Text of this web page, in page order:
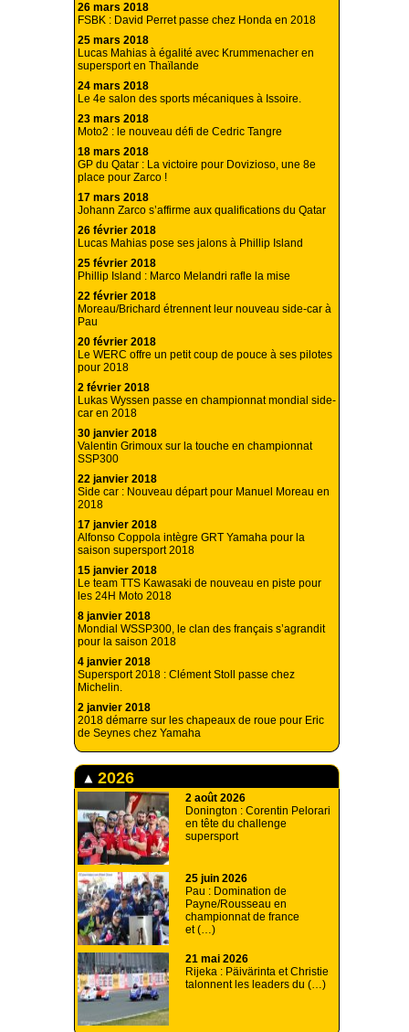
26 mars 2018
FSBK : David Perret passe chez Honda en 2018
25 mars 2018
Lucas Mahias à égalité avec Krummenacher en
supersport en Thaïlande
24 mars 2018
Le 4e salon des sports mécaniques à Issoire.
23 mars 2018
Moto2 : le nouveau défi de Cedric Tangre
18 mars 2018
GP du Qatar : La victoire pour Dovizioso, une 8e
place pour Zarco !
17 mars 2018
Johann Zarco s’affirme aux qualifications du Qatar
26 février 2018
Lucas Mahias pose ses jalons à Phillip Island
25 février 2018
Phillip Island : Marco Melandri rafle la mise
22 février 2018
Moreau/Brichard étrennent leur nouveau side-car à
Pau
20 février 2018
Le WERC offre un petit coup de pouce à ses pilotes
pour 2018
2 février 2018
Lukas Wyssen passe en championnat mondial side-
car en 2018
30 janvier 2018
Valentin Grimoux sur la touche en championnat
SSP300
22 janvier 2018
Side car : Nouveau départ pour Manuel Moreau en
2018
17 janvier 2018
Alfonso Coppola intègre GRT Yamaha pour la
saison supersport 2018
15 janvier 2018
Le team TTS Kawasaki de nouveau en piste pour
les 24H Moto 2018
8 janvier 2018
Mondial WSSP300, le clan des français s’agrandit
pour la saison 2018
4 janvier 2018
Supersport 2018 : Clément Stoll passe chez
Michelin.
2 janvier 2018
2018 démarre sur les chapeaux de roue pour Eric
de Seynes chez Yamaha
2026
2 août 2026
Donington : Corentin Pelorari
en tête du challenge
supersport
25 juin 2026
Pau : Domination de
Payne/Rousseau en
championnat de france
et (…)
21 mai 2026
Rijeka : Päivärinta et Christie
talonnent les leaders du (…)